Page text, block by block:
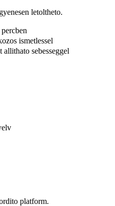
letoltheto.
ismetlessel
allithato sebesseggel
platform.